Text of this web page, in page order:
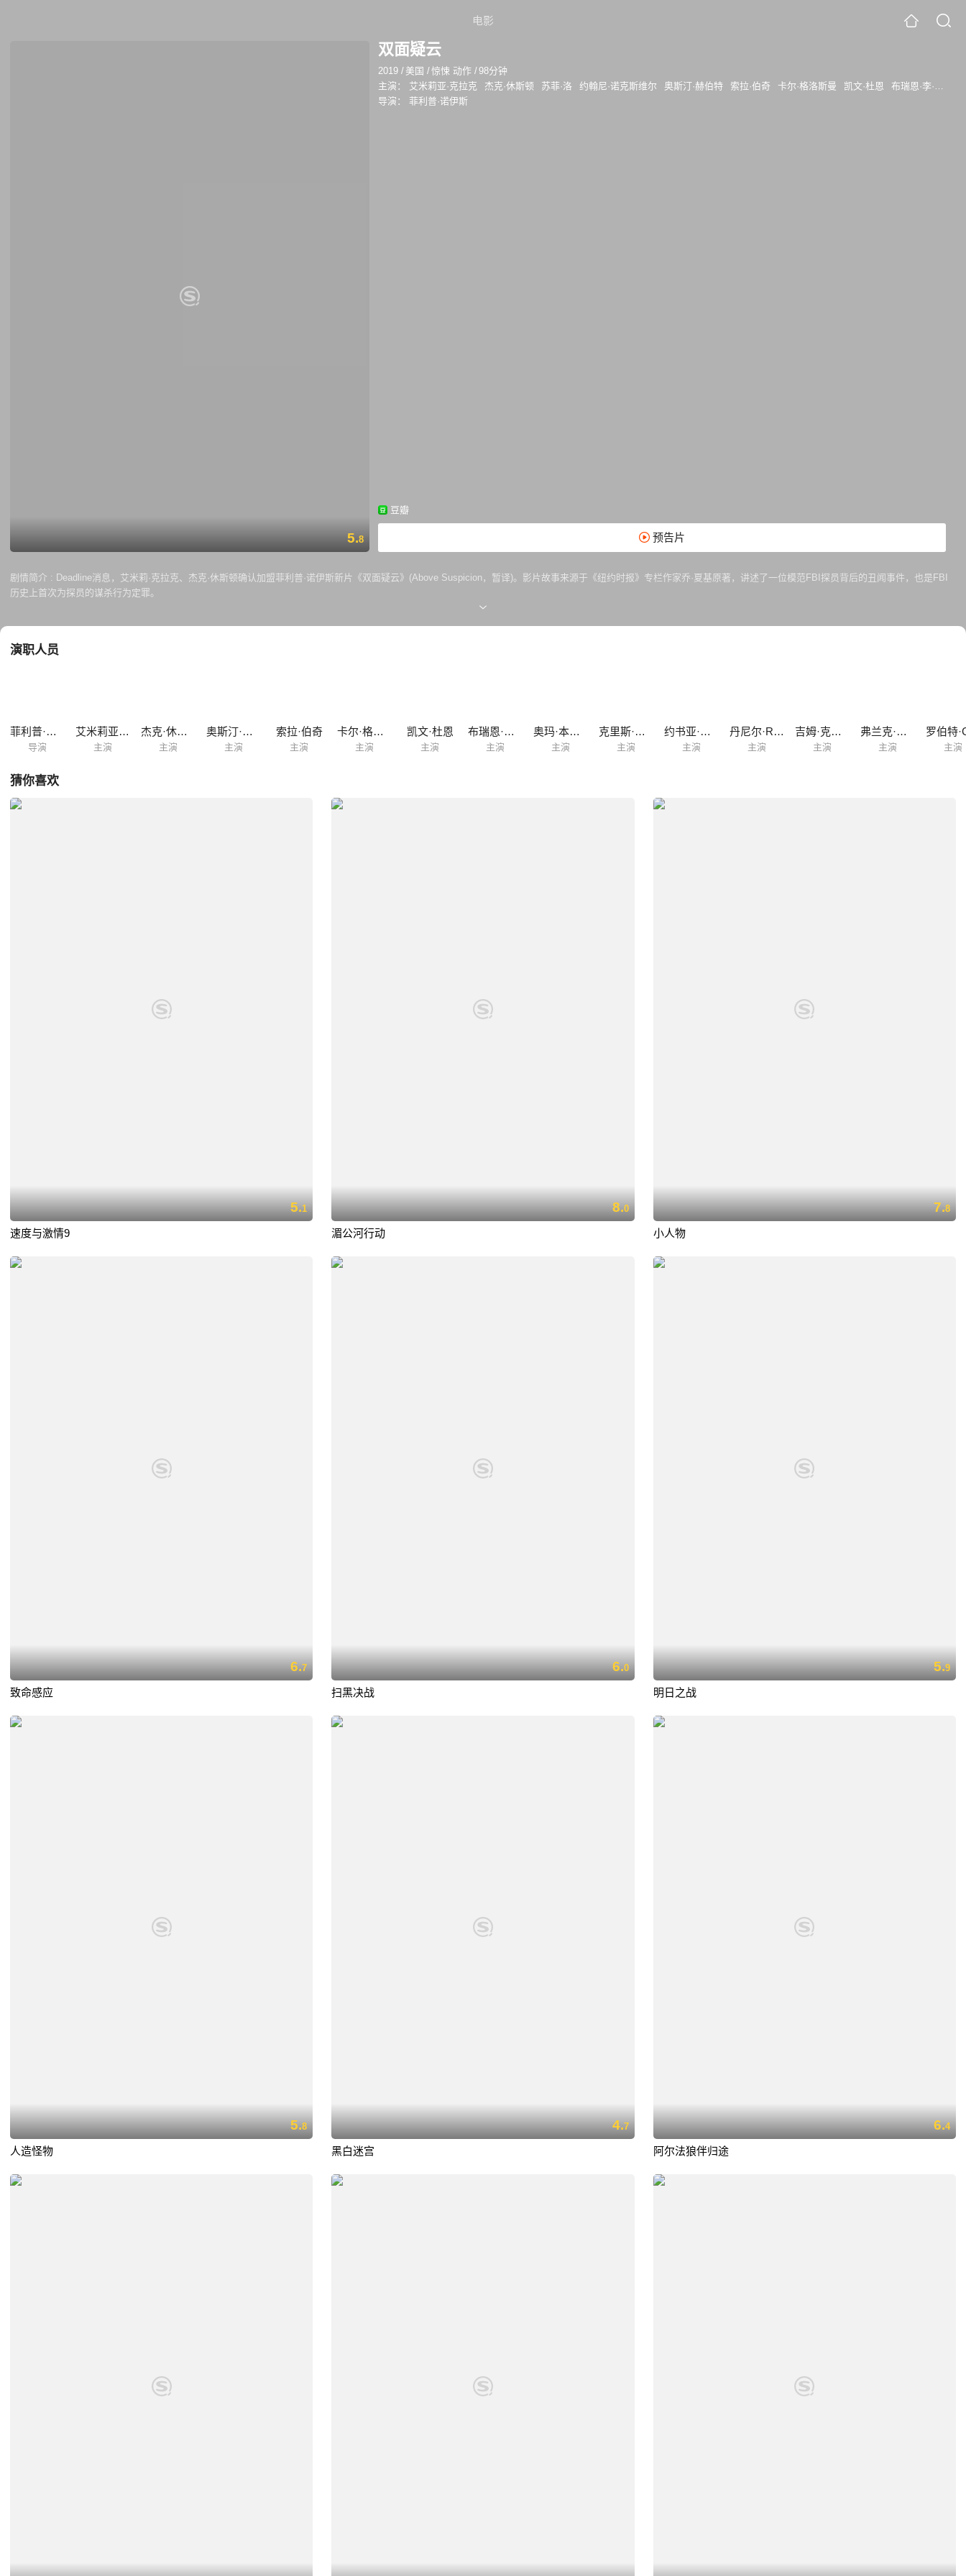
电影
5.8
双面疑云
2019 / 美国 /惊悚 动作 /98分钟
主演：
艾米莉亚·克拉克 杰克·休斯顿 苏菲·洛 约翰尼·诺克斯维尔 奥斯汀·赫伯特 索拉·伯奇 卡尔·格洛斯曼 凯文·杜恩
布瑞恩·李·富兰克林
导演：
菲利普·诺伊斯
豆瓣
预告片
剧情简介 : Deadline消息，艾米莉·克拉克、杰克·休斯顿确认加盟菲利普·诺伊斯新片《双面疑云》(Above Suspicion，暂译)。影片故事来源于《纽约时报》专栏作家乔·夏基原著，讲述了一位模范FBI探员背后的丑闻事件，也是FBI
历史上首次为探员的谋杀行为定罪。
演职人员
菲利普·诺伊斯
导演
艾米莉亚·克拉克
主演
杰克·休斯顿
主演
奥斯汀·赫伯特
主演
索拉·伯奇
主演
卡尔·格洛斯曼
主演
凯文·杜恩
主演
布瑞恩·李·富兰克林
主演
奥玛·本森·米勒
主演
克里斯·马尔基
主演
约书亚·米克尔
主演
丹尼尔·R·希尔
主演
吉姆·克洛克
主演
弗兰克·霍伊·泰勒
主演 主演
猜你喜欢
5.1
速度与激情9
8.0
湄公河行动
7.8
小人物
6.7
致命感应
6.0
扫黑决战
5.9
明日之战
5.8
人造怪物
4.7
黑白迷宫
6.4
阿尔法狼伴归途